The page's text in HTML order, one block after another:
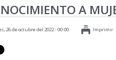
A
26 de octubre del 2022 - 00:00 Imprimir